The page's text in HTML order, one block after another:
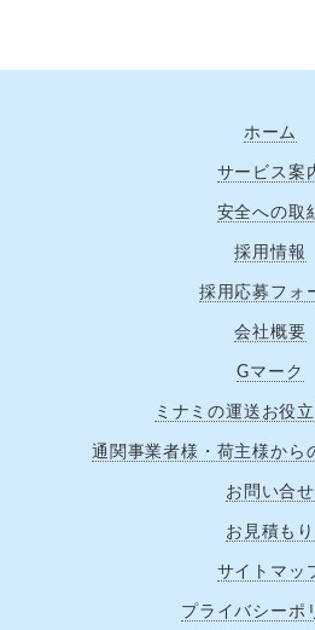
ホーム
サービス案
安全への取
採用情報
採用応募フォ
会社概要
Gマーク
ミナミの運送お役
通関事業者様・荷主様から
お問い合せ
お見積もり
サイトマッ
プライバシーポ